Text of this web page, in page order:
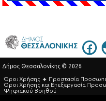
Δήμος Θεσσαλονίκης © 2026
Όροι Χρήσης
Προστασία
Όροι Xρήσης και Eπεξεργασία
Ψηφιακού Βοηθού